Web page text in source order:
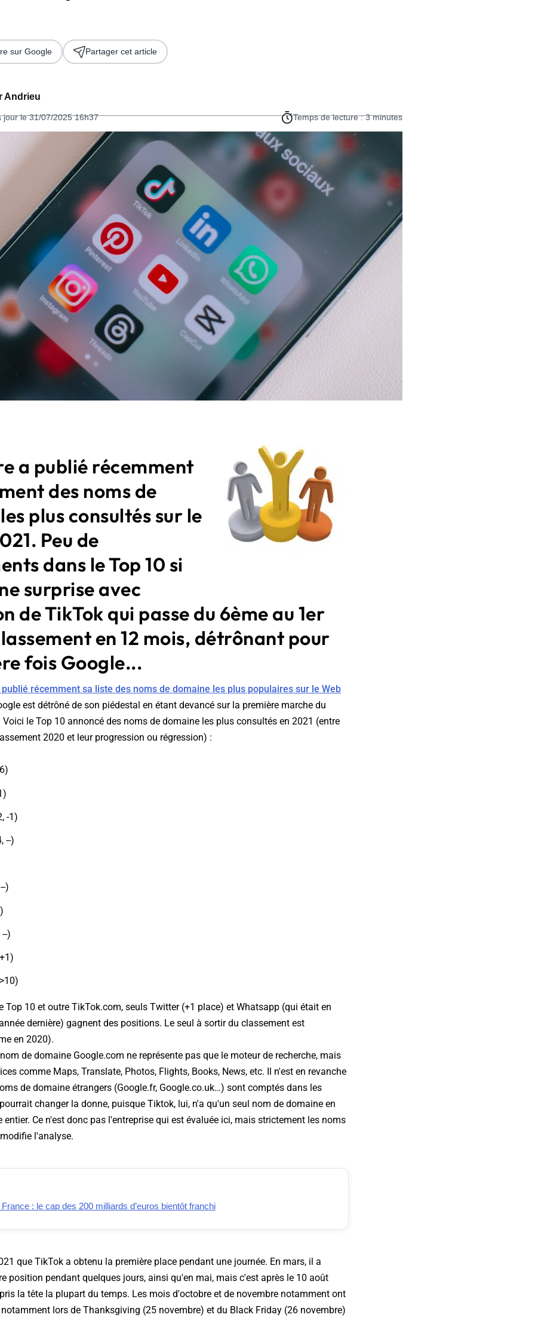
Andrieu
jour le 31/07/2025 16h37 Temps de lecture : 3 minutes
sur Google Partager cet article
a publié récemment
des noms de
plus consultés sur le
Peu de
dans le Top 10 si
surprise avec
de TikTok qui passe du 6ème au 1er
en 12 mois, détrônant pour
fois Google...
publié récemment sa liste des noms de domaine les plus populaires sur le Web
est détrôné de son piédestal en étant devancé sur la première marche du
le Top 10 annoncé des noms de domaine les plus consultés en 2021 (entre
2020 et leur progression ou régression) :
-1)
--)
)
)
Top 10 et outre TikTok.com, seuls Twitter (+1 place) et Whatsapp (qui était en
dernière) gagnent des positions. Le seul à sortir du classement est
en 2020).
de domaine Google.com ne représente pas que le moteur de recherche, mais
comme Maps, Translate, Photos, Flights, Books, News, etc. Il n'est en revanche
de domaine étrangers (Google.fr, Google.co.uk…) sont comptés dans les
changer la donne, puisque Tiktok, lui, n'a qu'un seul nom de domaine en
entier. Ce n'est donc pas l'entreprise qui est évaluée ici, mais strictement les noms
l'analyse.
: le cap des 200 milliards d’euros bientôt franchi
que TikTok a obtenu la première place pendant une journée. En mars, il a
position pendant quelques jours, ainsi qu'en mai, mais c'est après le 10 août
la tête la plupart du temps. Les mois d'octobre et de novembre notamment ont
lors de Thanksgiving (25 novembre) et du Black Friday (26 novembre)